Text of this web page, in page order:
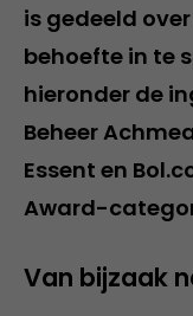
is gedeeld
behoefte in te
hieronder de
Beheer
Essent en
Award-
Van bijzaak